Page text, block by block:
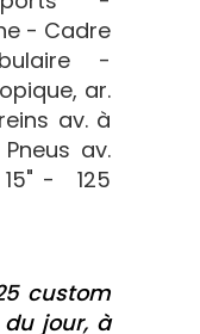
- Cadre
-
ar.
av. à
av.
15" - 125
custom
jour, à